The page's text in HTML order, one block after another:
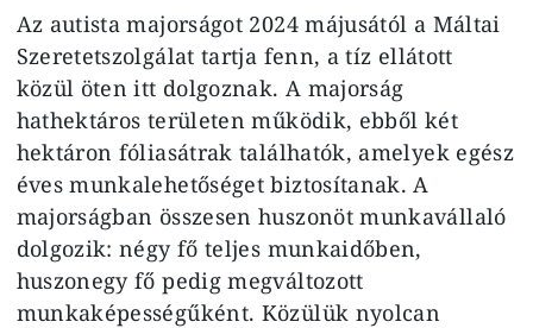
Az autista majorságot 2024 májusától a Máltai
Szeretetszolgálat tartja fenn, a tíz ellátott
közül öten itt dolgoznak. A majorság
hathektáros területen működik, ebből két
hektáron fóliasátrak találhatók, amelyek egész
éves munkalehetőséget biztosítanak. A
majorságban összesen huszonöt munkavállaló
dolgozik: négy fő teljes munkaidőben,
huszonegy fő pedig megváltozott
munkaképességűként. Közülük nyolcan